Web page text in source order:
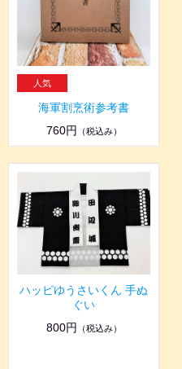
海軍割烹術参考書
760円
（税込み）
ハッピゆうさいくん 手ぬ
ぐい
800円
（税込み）